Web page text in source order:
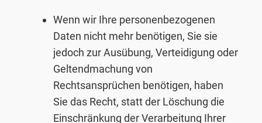
Wenn wir Ihre personenbezogenen
Daten nicht mehr benötigen, Sie sie
jedoch zur Ausübung, Verteidigung oder
Geltendmachung von
Rechtsansprüchen benötigen, haben
Sie das Recht, statt der Löschung die
Einschränkung der Verarbeitung Ihrer